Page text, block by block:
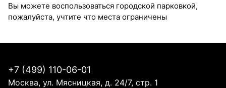
Вы можете воспользоваться городской парковкой,
пожалуйста, учтите что места ограничены
+7 (499) 110-06-01
Москва, ул. Мясницкая, д. 24/7, стр. 1